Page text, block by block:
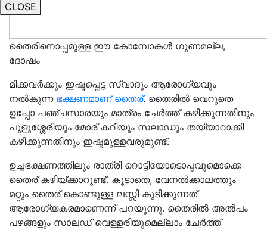
CLOSE
തൈരിനൊപ്പമുള്ള ഈ കോമ്പോകൾ ഗുണമല്ല,
ദോഷം
മിക്കവർക്കും ഇഷ്ടപ്പെട്ട സ്വാദും ആരോഗ്യവും
നൽകുന്ന ഭക്ഷണമാണ് തൈര്. തൈരിൽ വെറുതെ
ഉപ്പോ പഞ്ചസാരയും മാത്രം ചേർത്ത് കഴിക്കുന്നതിനും
പുളുശ്ശേരിയും മോര് കറിയും സലാഡും തയ്യാറാക്കി
കഴിക്കുന്നതിനും ഇഷ്ടമുള്ളവരുമുണ്ട്.
ഉച്ചഭക്ഷണത്തിലും രാത്രി റൊട്ടിയോടൊപ്പവുമൊക്കെ
തൈര് കഴിയ്ക്കാറുണ്ട്. കൂടാതെ, വേനൽക്കാലത്തും
മറ്റും തൈര് കൊണ്ടുള്ള ലസ്സി കുടിക്കുന്നത്
ആരോഗ്യകരമാണെന്ന് പറയുന്നു. തൈരിൽ അൽപം
പഴങ്ങളും സാലഡ് വെള്ളരിയുമെല്ലാം ചേർത്ത്